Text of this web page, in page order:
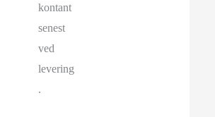
kontant
senest
ved
levering
.